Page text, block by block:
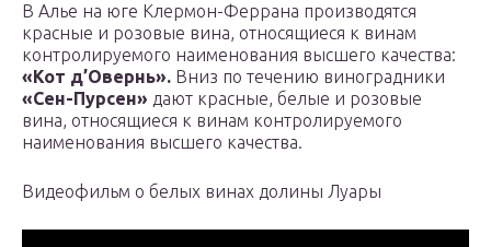
В Алье на юге Клермон-Феррана производятся
красные и розовые вина, относящиеся к винам
контролируемого наименования высшего качества:
«Кот д’Овернь». Вниз по течению виноградники
«Сен-Пурсен» дают красные, белые и розовые
вина, относящиеся к винам контролируемого
наименования высшего качества.
Видеофильм о белых винах долины Луары